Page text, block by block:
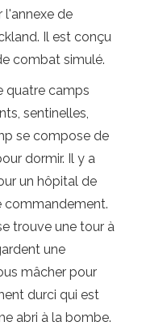
l'annexe de
Il est conçu
combat simulé.
quatre camps
sentinelles,
se compose de
dormir. Il y a
un hôpital de
commandement.
trouve une tour à
une
mâcher pour
durci qui est
abri à la bombe.